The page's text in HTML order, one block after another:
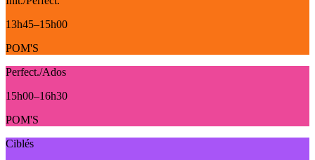
13h45–15h00
POM'S
Perfect./Ados
15h00–16h30
POM'S
Ciblés